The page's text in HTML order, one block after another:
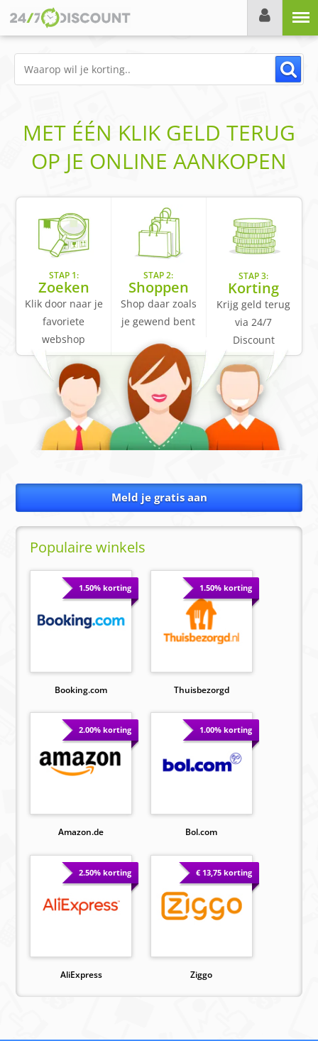
MET ÉÉN KLIK GELD TERUG
OP JE ONLINE AANKOPEN
STAP 1:
Zoeken
Klik door naar je
favoriete
webshop
STAP 2:
Shoppen
Shop daar zoals
je gewend bent
STAP 3:
Korting
Krijg geld terug
via 24/7
Discount
Meld je gratis aan
Populaire winkels
1.50% korting
Booking.com
1.50% korting
Thuisbezorgd
2.00% korting
Amazon.de
1.00% korting
Bol.com
2.50% korting
AliExpress
€ 13,75 korting
Ziggo